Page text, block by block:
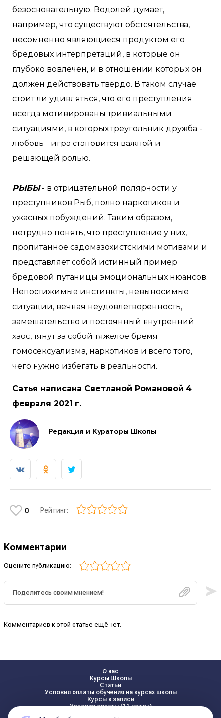
безосновательную. Водолей думает,
например, что существуют обстоятельства,
несомненно являющиеся продуктом его
бредовых интерпретаций, в которые он
глубоко вовлечен, и в отношении которых он
должен действовать твердо. В таком случае
стоит ли удивляться, что его преступления
всегда мотивированы тривиальными
ситуациями, в которых треугольник дружба -
любовь - игра становится важной и
решающей ролью.
РЫБЫ- в отрицательной полярности у
преступников Рыб, полно наркотиков и
ужасных побуждений. Таким образом,
нетрудно понять, что преступление у них,
пропитанное садомазохистскими мотивами и
представляет собой истинный пример
бредовой путаницы эмоциональных нюансов.
Непостижимые инстинкты, невыносимые
ситуации, вечная неудовлетворенность,
замешательство и постоянный внутренний
хаос, тянут за собой тяжелое бремя
гомосексуализма, наркотиков и всего того,
чего нужно избегать в реальности.
Сатья написана Светланой Романовой 4
февраля 2021 г.
Редакция и Кураторы Школы
0 Рейтинг:
Комментарии
Оцените публикацию:
Комментариев к этой статье ещё нет.
О нас
Курсы Школы
Статьи
Условия оплаты обучения на курсах школы
Курсы в записи
Условия оплаты (11 поток)